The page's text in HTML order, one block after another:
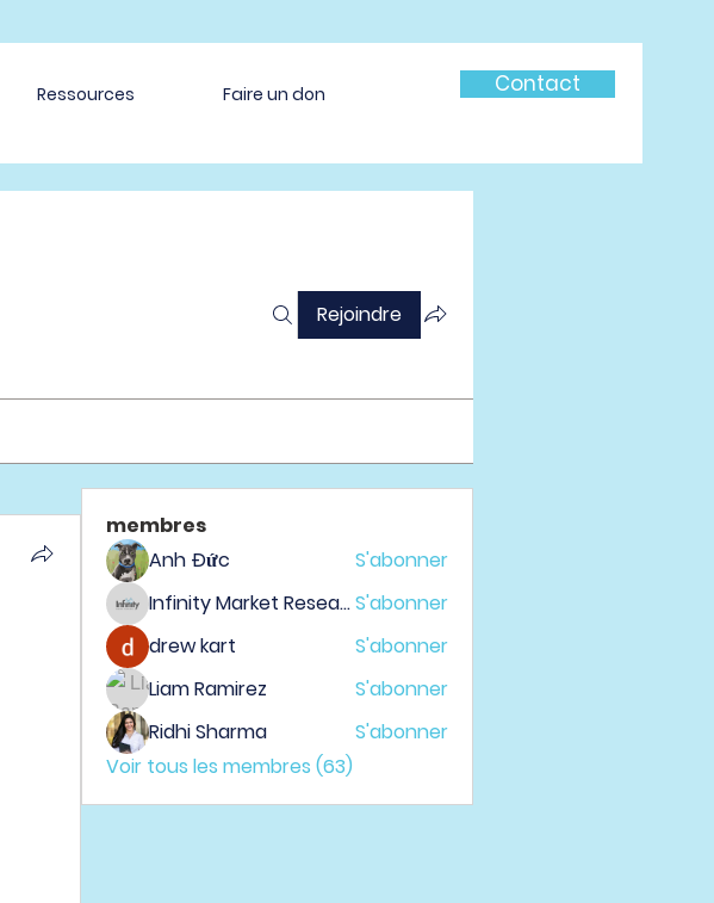
Ressources Faire un don Contact
Rejoindre
membres
Anh Đức
S'abonner
Infinity Market ResearchS'abonner
drew kart
S'abonner
Liam Ramirez
S'abonner
Ridhi Sharma
S'abonner
Voir tous les membres (63)